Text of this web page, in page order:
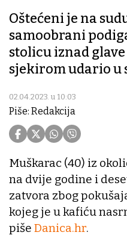
Oštećeni je na
samoobrani
stolicu iznad
sjekirom udario u
02.04.2023. u 10:03
Piše: Redakcija
Muškarac (40) iz
na dvije godine i
zatvora zbog
kojeg je u kafiću
piše Danica.hr.